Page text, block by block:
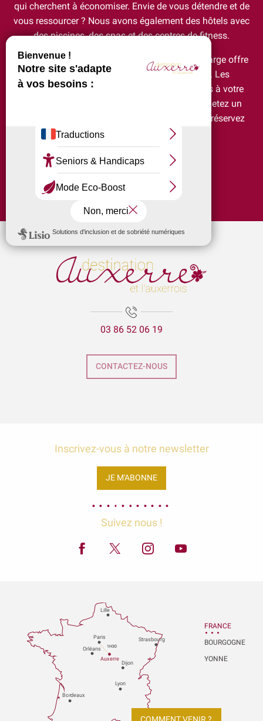
qui cherchent à économiser. Envie de vous détendre et de
vous ressourcer ? Nous avons également des hôtels avec
des piscines, des spas et des centres de fitness.
Pas besoin de s’éloigner, Auxerre propose une large offre
d’Hôtels en centre ville ou proche du centre. Les
communes alentours ont également des hôtels à votre
disposition pour un séjour plus nature. Alors, jetez un
coup d’œil à notre liste des hôtels à Auxerre et réservez
votre séjour dès maintenant!
Ajouter
Hôtel Ibis Budget Auxerre Centre
Hôtel Le Maxime, BW Signature Collection
Le Soleil d'Or
Ibis Auxerre Centre
Hôtel Ibis Budget Auxerre Nord
Hôtel Kyriad Direct Auxerre Appoigny
Hôtel B & B Auxerre Bourgogne
03 86 52 06 19
CONTACTEZ-NOUS
Inscrivez-vous à notre newsletter
JE M'ABONNE
Suivez nous !
Paris
Dijon
Orléans
Bordeaux
Lyon
Auxerre
Strasbourg
Lille
1H30
FRANCE
BOURGOGNE
YONNE